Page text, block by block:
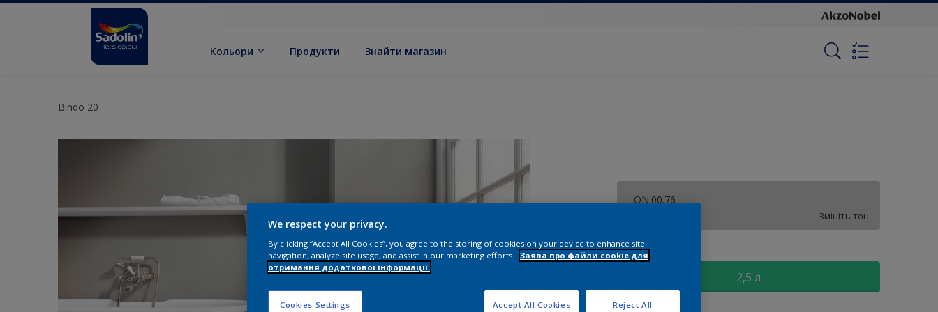
Кольори Продукти Знайти магазин
Bindo 20
ON.00.76
Змініть тон
розмір
2,5 л
We respect your privacy.
By clicking “Accept All Cookies”, you agree to the storing of cookies on your device to enhance site
navigation, analyze site usage, and assist in our marketing efforts.
Заява про файли cookie для
отримання додаткової інформації.
Reject All
Accept All Cookies
Cookies Settings